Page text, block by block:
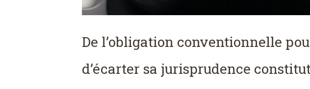
De l’obligation conventionnelle
d’écarter sa jurisprudence